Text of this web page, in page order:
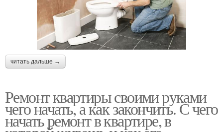
читать дальше →
Ремонт квартиры своими руками
чего начать, а как закончить. С чего
начать ремонт в квартире, в